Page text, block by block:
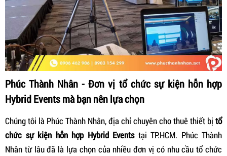
Phúc Thành Nhân - Đơn vị tổ chức sự kiện hỗn hợp
Hybrid Events mà bạn nên lựa chọn
Chúng tôi là Phúc Thành Nhân, địa chỉ chuyên cho thuê thiết bị tổ
chức sự kiện hỗn hợp Hybrid Eventstại TP.HCM. Phúc Thành
Nhân từ lâu đã là lựa chọn của nhiều đơn vị có nhu cầu tổ chức